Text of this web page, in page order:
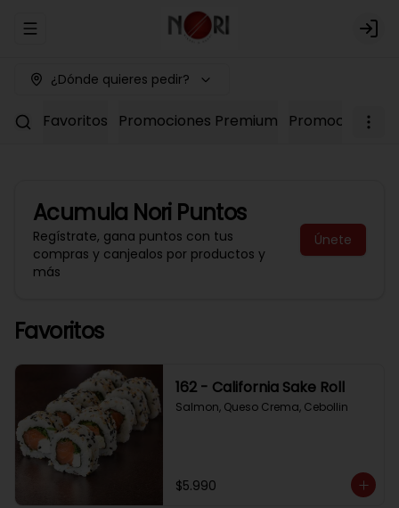
Abrir menu de navegación Login
¿Dónde quieres pedir?
Favoritos Promociones Premium Promociones
Acumula Nori Puntos
Regístrate, gana puntos con tus
compras y canjealos por productos y
más
Únete
Favoritos
162 - California Sake Roll
Salmon, Queso Crema, Cebollin
$5.990